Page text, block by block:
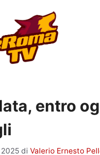
entro
di Valerio Ernesto